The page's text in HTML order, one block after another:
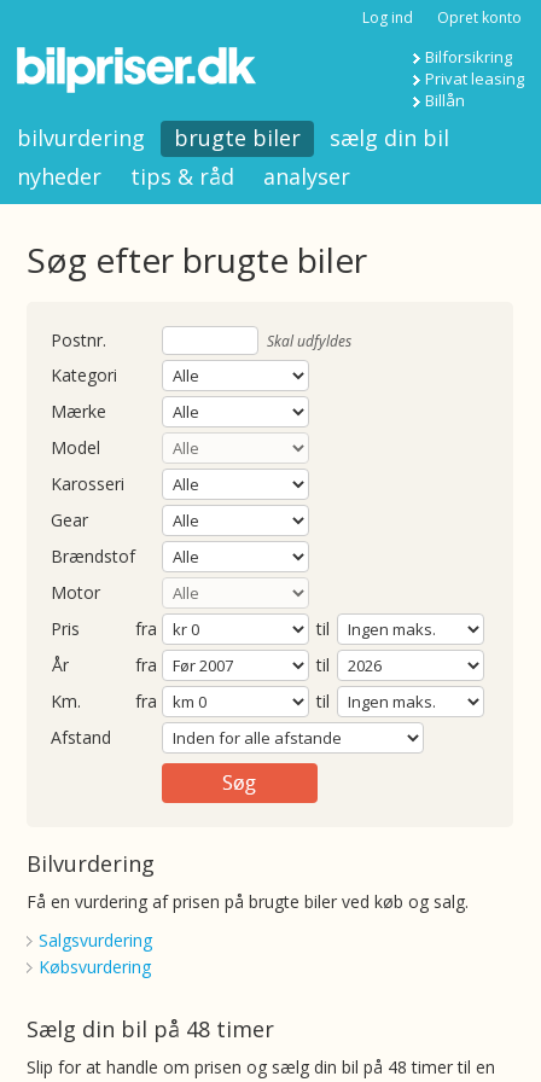
Log ind Opret konto
Bilforsikring
Privat leasing
Billån
bilvurdering brugte biler
sælg din bil
nyheder
tips & råd analyser
Søg efter brugte biler
Skal udfyldes
Kategori
Mærke
Model
Karosseri
Gear
Brændstof
Motor
Pris
fra
til
fra
til
fra
til
Afstand
Bilvurdering
Få en vurdering af prisen på brugte biler ved køb og salg.
Salgsvurdering
Købsvurdering
Sælg din bil på 48 timer
Slip for at handle om prisen og sælg din bil på 48 timer til en